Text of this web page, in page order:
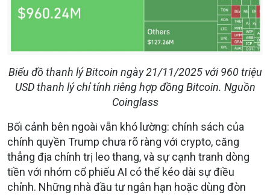
Biểu đồ thanh lý Bitcoin ngày 21/11/2025 với 960 triệu
USD thanh lý chỉ tính riêng hợp đồng Bitcoin. Nguồn
Coinglass
Bối cảnh bên ngoài vẫn khó lường: chính sách của
chính quyền Trump chưa rõ ràng với crypto, căng
thẳng địa chính trị leo thang, và sự cạnh tranh dòng
tiền với nhóm cổ phiếu AI có thể kéo dài sự điều
chỉnh. Những nhà đầu tư ngắn hạn hoặc dùng đòn